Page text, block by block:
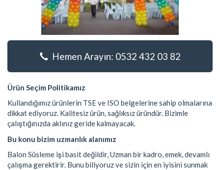
Hemen Arayın: 0532 432 03 82
Ürün Seçim Politikamız
Kullandığımız ürünlerin TSE ve ISO belgelerine sahip olmalarına
dikkat ediyoruz. Kalitesiz ürün, sağlıksız üründür. Bizimle
çalıştığınızda aklınız geride kalmayacak.
Bu konu bizim uzmanlık alanımız
Balon Süsleme işi basit değildir, Uzman bir kadro, emek, devamlı
çalışma gerektirir. Bunu biliyoruz ve sizin için en iyisini sunmak